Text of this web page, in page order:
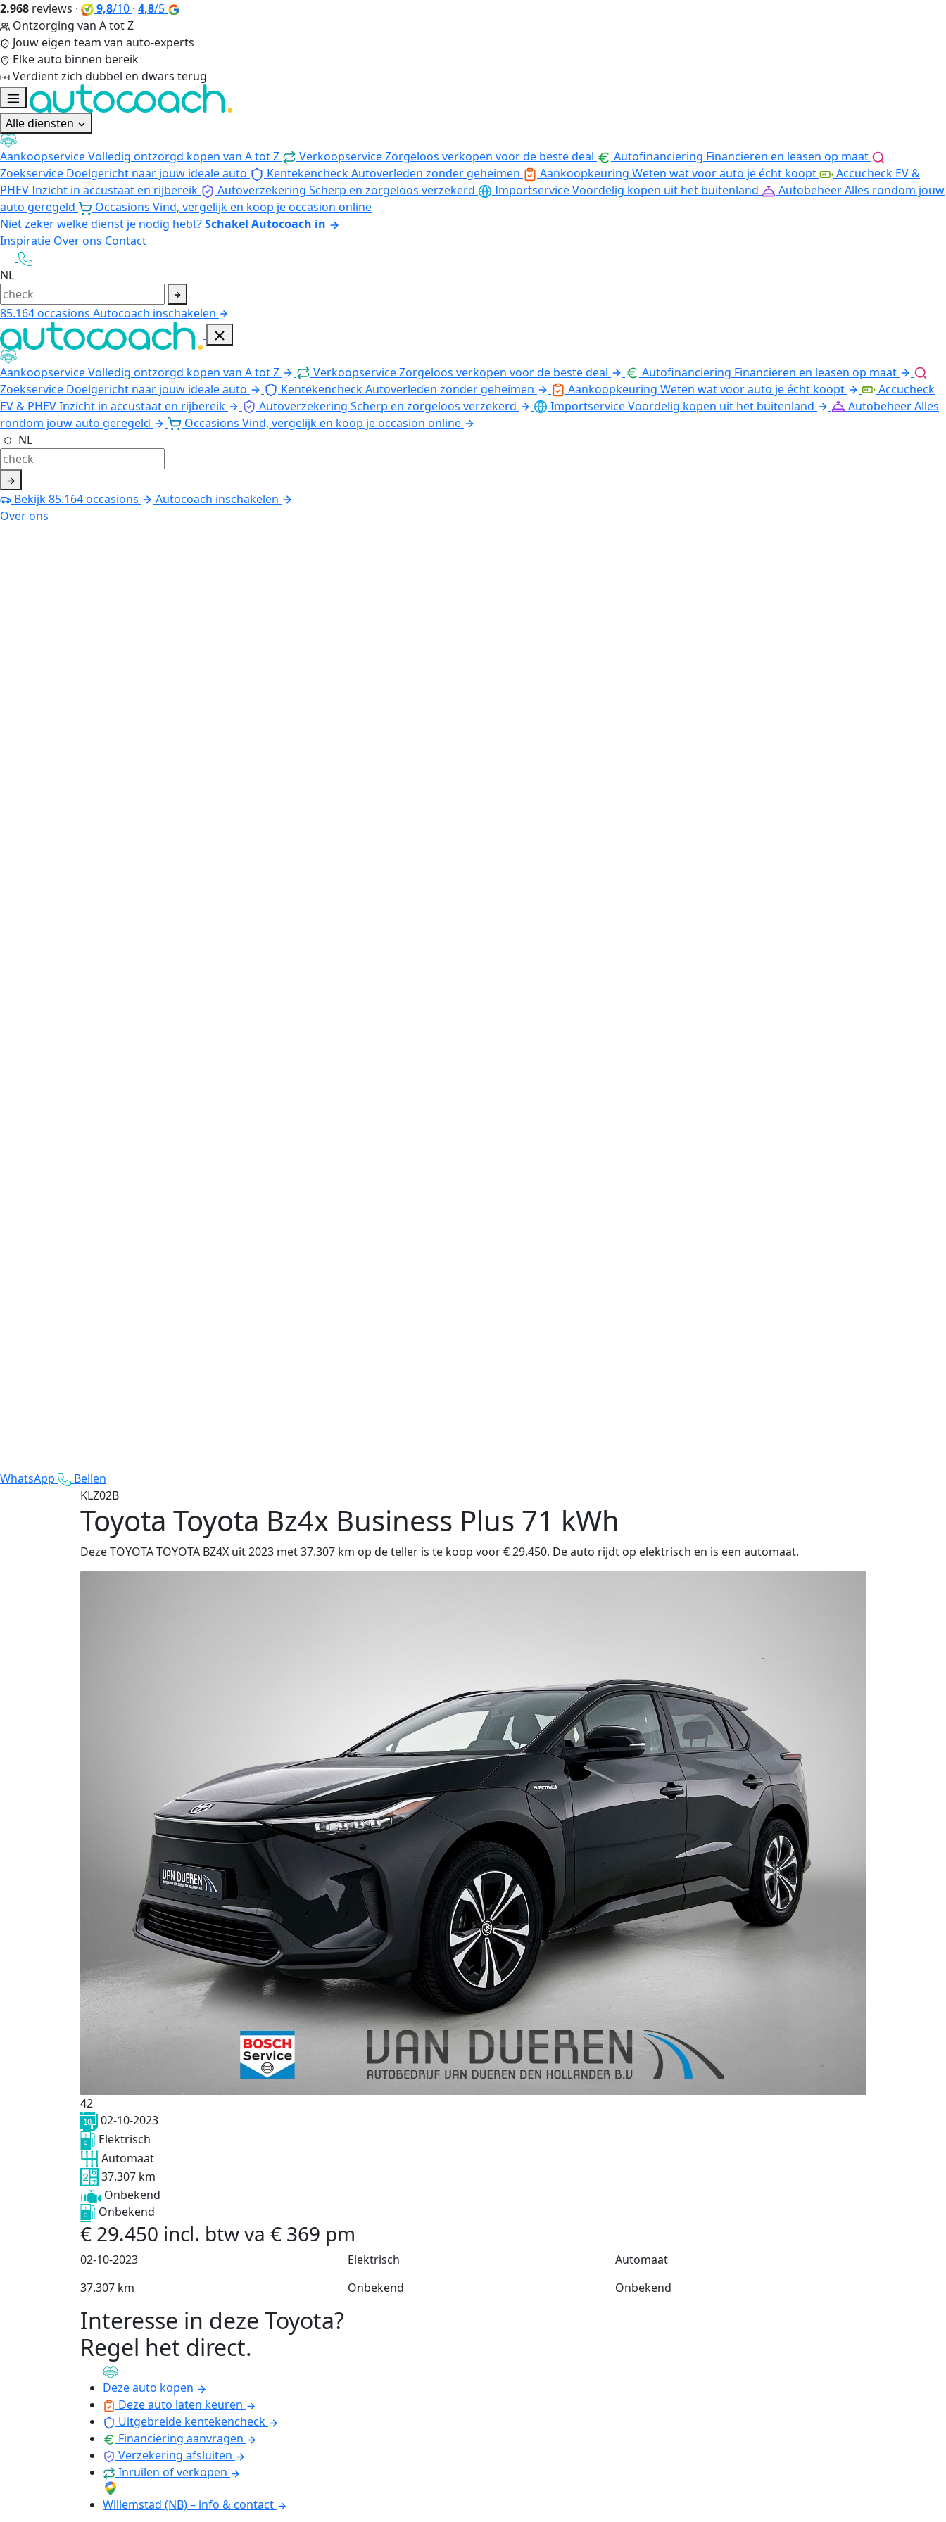
2.968 reviews · 9,8/10 · 4,8/5
Ontzorging van A tot Z
Jouw eigen team van auto-experts
Elke auto binnen bereik
Verdient zich dubbel en dwars terug
Alle diensten
AankoopserviceVolledig ontzorgd kopen van A tot Z VerkoopserviceZorgeloos verkopen voor de beste deal Autofinanciering Financieren en leasen op maat
Zoekservice Doelgericht naar jouw ideale auto KentekencheckAutoverleden zonder geheimen Aankoopkeuring Weten wat voor auto je écht koopt
Accucheck EV &
PHEVInzicht in accustaat en rijbereik Autoverzekering Scherp en zorgeloos verzekerd ImportserviceVoordelig kopen uit het buitenland AutobeheerAlles rondom jouw
auto geregeld
Occasions Vind, vergelijk en koop je occasion online
Niet zeker welke dienst je nodig hebt?Schakel Autocoach in
Inspiratie Over ons Contact
NL
85.164occasions Autocoach inschakelen
AankoopserviceVolledig ontzorgd kopen van A tot Z VerkoopserviceZorgeloos verkopen voor de beste deal Autofinanciering Financieren en leasen op maat
Zoekservice Doelgericht naar jouw ideale auto KentekencheckAutoverleden zonder geheimen Aankoopkeuring Weten wat voor auto je écht koopt
Accucheck
EV & PHEVInzicht in accustaat en rijbereik Autoverzekering Scherp en zorgeloos verzekerd ImportserviceVoordelig kopen uit het buitenland AutobeheerAlles
rondom jouw auto geregeld
Occasions Vind, vergelijk en koop je occasion online
NL
Bekijk85.164occasions
Autocoach inschakelen
Over ons
WhatsApp
Bellen
KLZ02B
Toyota Toyota Bz4x Business Plus 71 kWh
Deze TOYOTA TOYOTA BZ4X uit 2023 met 37.307 km op de teller is te koop voor € 29.450. De auto rijdt op elektrisch en is een automaat.
42
02-10-2023
Elektrisch
Automaat
37.307 km
Onbekend
Onbekend
€ 29.450 incl. btwva € 369 pm
02-10-2023 Elektrisch
Automaat
37.307 km
Onbekend Onbekend
Interesse in deze Toyota?
Regel het direct.
Deze auto kopen
Deze auto laten keuren
Uitgebreide kentekencheck
Financiering aanvragen
Verzekering afsluiten
Inruilen of verkopen
Willemstad (NB) – info & contact